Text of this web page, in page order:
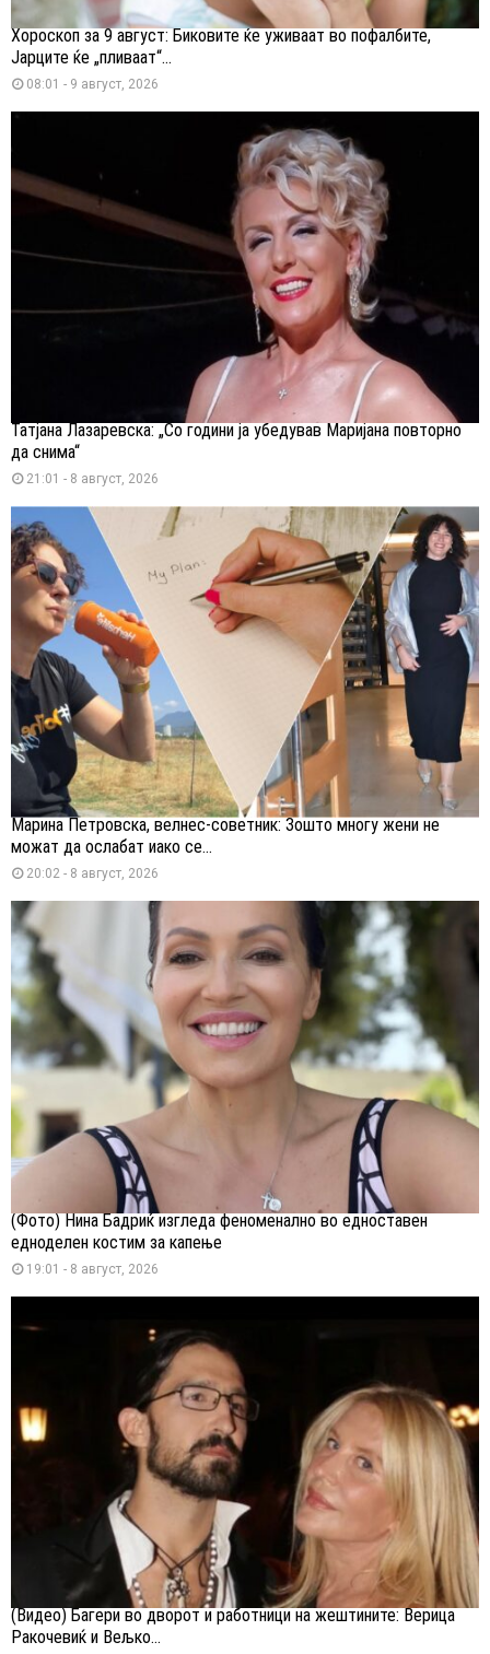
Хороскоп за 9 август: Биковите ќе уживаат во пофалбите,
Јарците ќе „пливаат“...
08:01 - 9 август, 2026
Татјана Лазаревска: „Со години ја убедував Маријана повторно
да снима“
21:01 - 8 август, 2026
Марина Петровска, велнес-советник: Зошто многу жени не
можат да ослабат иако се...
20:02 - 8 август, 2026
(Фото) Нина Бадриќ изгледа феноменално во едноставен
едноделен костим за капење
19:01 - 8 август, 2026
(Видео) Багери во дворот и работници на жештините: Верица
Ракочевиќ и Вељко...